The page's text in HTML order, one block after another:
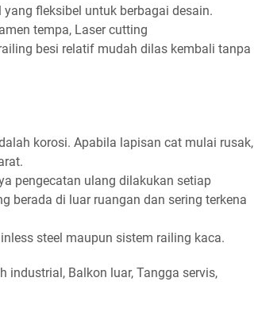
fleksibel untuk berbagai desain.
tempa, Laser cutting
besi relatif mudah dilas kembali tanpa
korosi. Apabila lapisan cat mulai rusak,
pengecatan ulang dilakukan setiap
berada di luar ruangan dan sering terkena
steel maupun sistem railing kaca.
industrial, Balkon luar, Tangga servis,